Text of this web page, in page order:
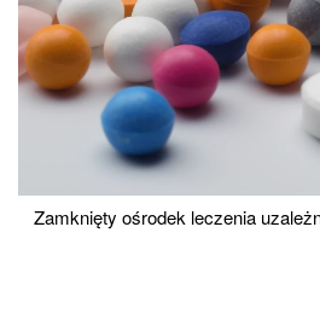
Zamknięty ośrodek leczenia